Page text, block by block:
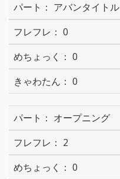
アバンタイトル
0
0
0
オープニング
2
0